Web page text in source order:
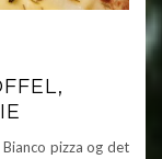
pizza og det